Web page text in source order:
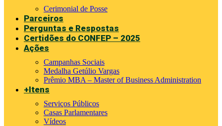
Cerimonial de Posse
Parceiros
Perguntas e Respostas
Certidões do CONFEP – 2025
Ações
Campanhas Sociais
Medalha Getúlio Vargas
Prêmio MBA – Master of Business Administration
+Itens
Serviços Públicos
Casas Parlamentares
Vídeos